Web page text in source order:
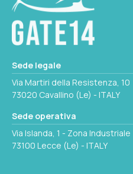
Le lenti sono
ridurre i riflessi interni
trasmissione della
condizioni di
integrato consente di
lettura sulle reticole
Il corpo è
Sede legale
Via Martiri della Resistenza, 10
73020 Cavallino (Le) - ITALY
Sede operativa
Via Islanda, 1 - Zona Industriale
73100 Lecce (Le) - ITALY